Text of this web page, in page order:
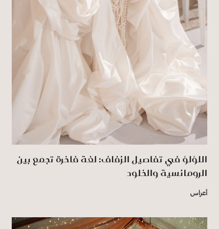
اللؤلؤ في تفاصيل الزفاف: لغة فاخرة تجمع بين
الرومانسية والخلود
أعراس